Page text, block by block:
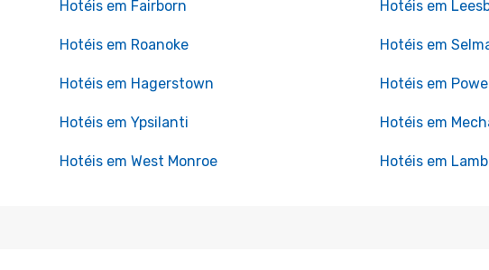
Hotéis em Fairborn Hotéis em
Hotéis em Roanoke Hotéis em
Hotéis em Hagerstown Hotéis em
Hotéis em Ypsilanti Hotéis em
Hotéis em West Monroe Hotéis em